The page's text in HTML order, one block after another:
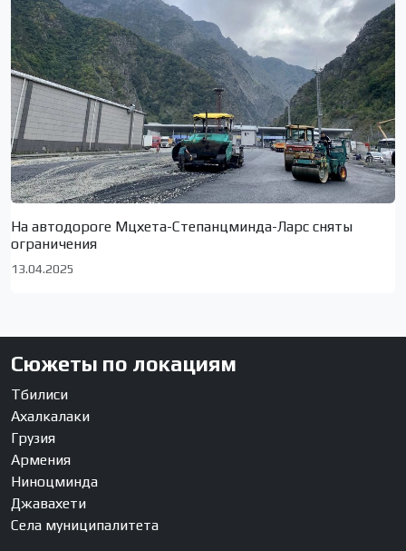
На автодороге Мцхета-Степанцминда-Ларс сняты
ограничения
13.04.2025
Сюжеты по локациям
Тбилиси
Ахалкалаки
Грузия
Армения
Ниноцминда
Джавахети
Села муниципалитета